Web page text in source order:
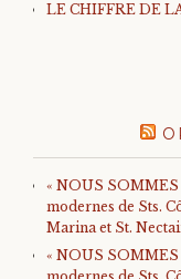
LE CHIFFRE DE
« NOUS
modernes de Sts.
Marina et St.
« NOUS